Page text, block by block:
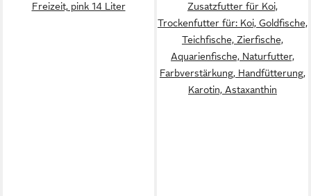
Freizeit, pink 14 Liter
Zusatzfutter für Koi,
Trockenfutter für: Koi, Goldfische,
Teichfische, Zierfische,
Aquarienfische, Naturfutter,
Farbverstärkung, Handfütterung,
Karotin, Astaxanthin